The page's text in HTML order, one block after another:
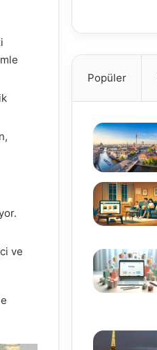
ve
Popüler